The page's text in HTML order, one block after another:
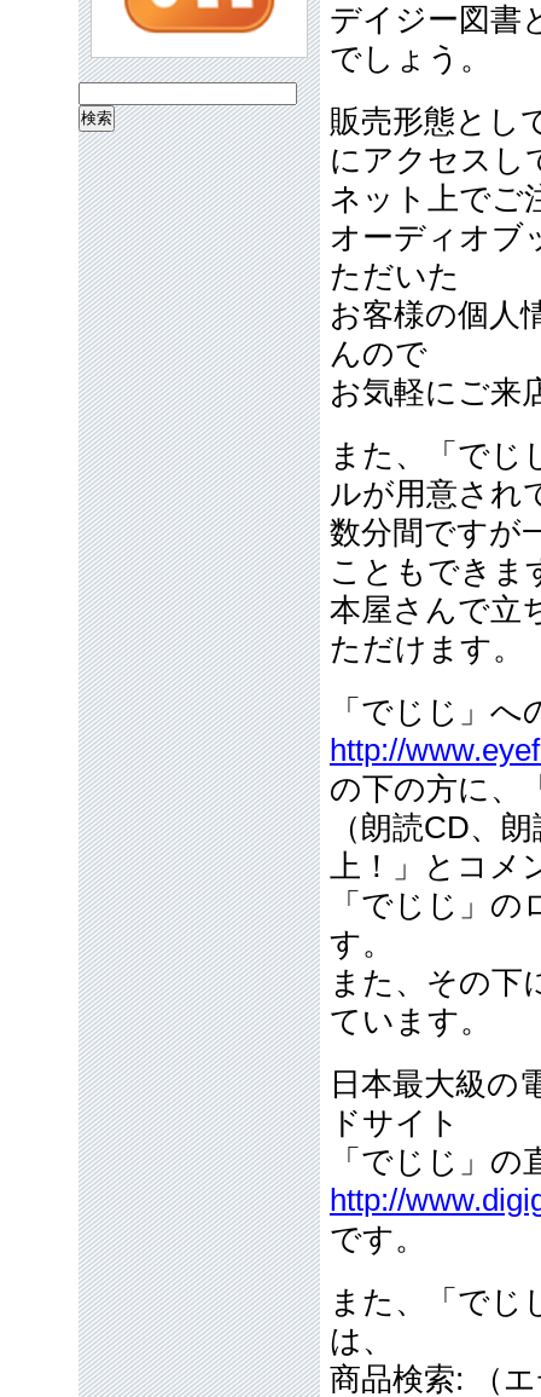
デイジー図書
でしょう。
販売形態とし
にアクセスし
ネット上でご
オーディオブ
ただいた
お客様の個人
んので
お気軽にご来
また、「でじ
ルが用意され
数分間ですが
こともできま
本屋さんで立
ただけます。
「でじじ」
http://
の下の方に、
（朗読CD、
上！」とコメ
「でじじ」
す。
また、その下
ています。
日本最大級の
ドサイト
「でじじ」
http://
です。
また、「でじ
は、
商品検索: （
索: